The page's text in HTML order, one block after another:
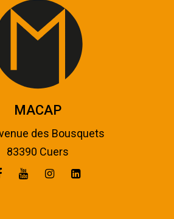
MACAP
des Bousquets
83390 Cuers